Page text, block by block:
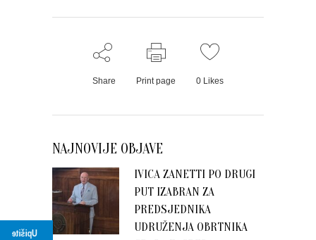
Upišite
Share Print page 0 Likes
NAJNOVIJE OBJAVE
IVICA ZANETTI PO DRUGI
PUT IZABRAN ZA
PREDSJEDNIKA
UDRUŽENJA OBRTNIKA